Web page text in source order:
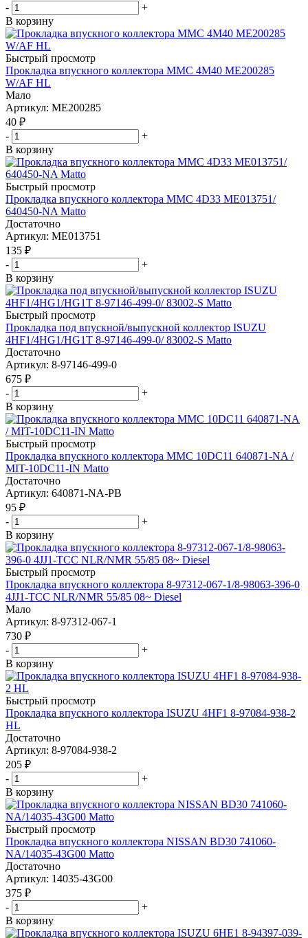
-
+
В корзину
Быстрый просмотр
Прокладка впускного коллектора MMC 4M40 ME200285
W/AF HL
Мало
Артикул: ME200285
40 ₽
-
+
В корзину
Быстрый просмотр
Прокладка впускного коллектора MMC 4D33 ME013751/
640450-NA Matto
Достаточно
Артикул: ME013751
135 ₽
-
+
В корзину
Быстрый просмотр
Прокладка под впускной/выпускной коллектор ISUZU
4HF1/4HG1/HG1T 8-97146-499-0/ 83002-S Matto
Достаточно
Артикул: 8-97146-499-0
675 ₽
-
+
В корзину
Быстрый просмотр
Прокладка впускного коллектора MMC 10DC11 640871-NA /
MIT-10DC11-IN Matto
Достаточно
Артикул: 640871-NA-PB
95 ₽
-
+
В корзину
Быстрый просмотр
Прокладка впускного коллектора 8-97312-067-1/8-98063-396-0
4JJ1-TCC NLR/NMR 55/85 08~ Diesel
Мало
Артикул: 8-97312-067-1
730 ₽
-
+
В корзину
Быстрый просмотр
Прокладка впускного коллектора ISUZU 4HF1 8-97084-938-2
HL
Достаточно
Артикул: 8-97084-938-2
205 ₽
-
+
В корзину
Быстрый просмотр
Прокладка впускного коллектора NISSAN BD30 741060-
NA/14035-43G00 Matto
Достаточно
Артикул: 14035-43G00
375 ₽
-
+
В корзину